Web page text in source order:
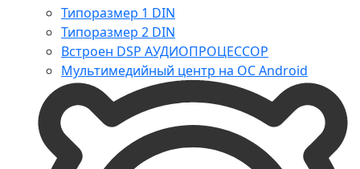
Типоразмер 1 DIN
Типоразмер 2 DIN
Встроен DSP АУДИОПРОЦЕССОР
Мультимедийный центр на ОС Android